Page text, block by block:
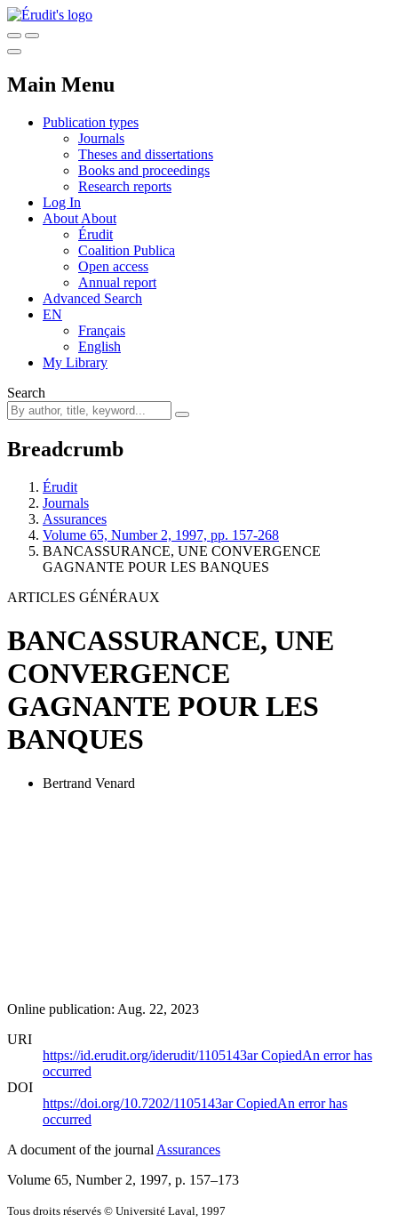
Main Menu
Publication types
Journals
Theses and dissertations
Books and proceedings
Research reports
Log In
About About
Érudit
Coalition Publica
Open access
Annual report
Advanced Search
EN
Français
English
My Library
Search
Breadcrumb
Érudit
Journals
Assurances
Volume 65, Number 2, 1997, pp. 157-268
BANCASSURANCE, UNE CONVERGENCE
GAGNANTE POUR LES BANQUES
ARTICLES GÉNÉRAUX
BANCASSURANCE, UNE
CONVERGENCE
GAGNANTE POUR LES
BANQUES
Bertrand Venard
Online publication: Aug. 22, 2023
URI
https://id.erudit.org/iderudit/1105143arCopiedAn error has
occurred
DOI
https://doi.org/10.7202/1105143arCopiedAn error has
occurred
A document of the journal Assurances
Volume 65, Number 2, 1997, p. 157–173
Tous droits réservés © Université Laval, 1997